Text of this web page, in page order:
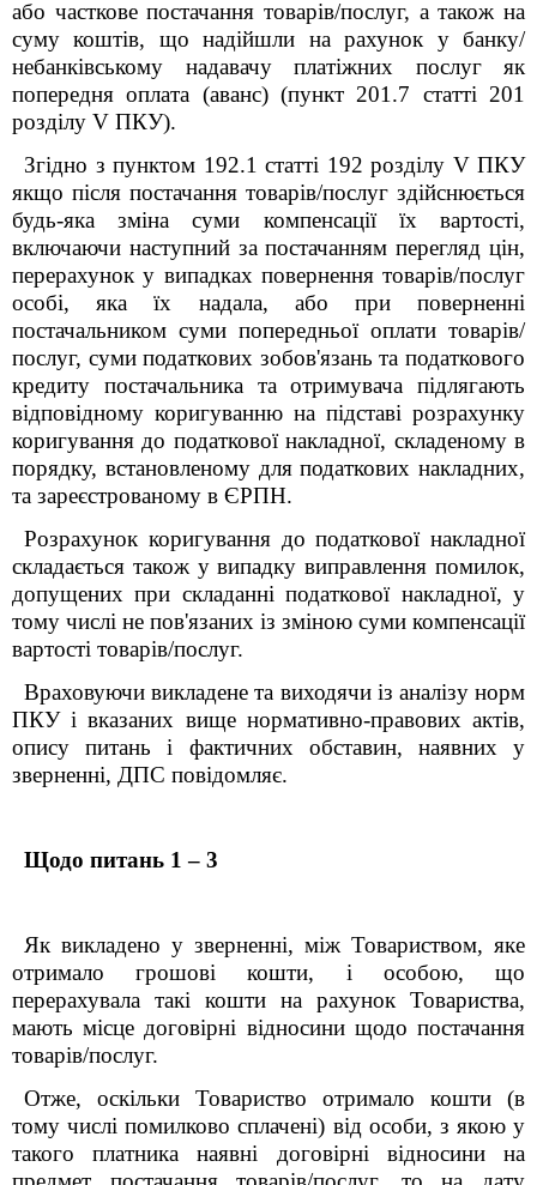
або часткове постачання товарів/послуг, а також на
суму коштів, що надійшли на рахунок у банку/
небанківському надавачу платіжних послуг як
попередня оплата (аванс) (пункт 201.7 статті 201
розділу V ПКУ).
Згідно з пунктом 192.1 статті 192 розділу V ПКУ
якщо після постачання товарів/послуг здійснюється
будь-яка зміна суми компенсації їх вартості,
включаючи наступний за постачанням перегляд цін,
перерахунок у випадках повернення товарів/послуг
особі, яка їх надала, або при поверненні
постачальником суми попередньої оплати товарів/
послуг, суми податкових зобов'язань та податкового
кредиту постачальника та отримувача підлягають
відповідному коригуванню на підставі розрахунку
коригування до податкової накладної, складеному в
порядку, встановленому для податкових накладних,
та зареєстрованому в ЄРПН.
Розрахунок коригування до податкової накладної
складається також у випадку виправлення помилок,
допущених при складанні податкової накладної, у
тому числі не пов'язаних із зміною суми компенсації
вартості товарів/послуг.
Враховуючи викладене та виходячи із аналізу норм
ПКУ і вказаних вище нормативно-правових актів,
опису питань і фактичних обставин, наявних у
зверненні, ДПС повідомляє.
Щодо питань 1 – 3
Як викладено у зверненні, між Товариством, яке
отримало грошові кошти, і особою, що
перерахувала такі кошти на рахунок Товариства,
мають місце договірні відносини щодо постачання
товарів/послуг.
Отже, оскільки Товариство отримало кошти (в
тому числі помилково сплачені) від особи, з якою у
такого платника наявні договірні відносини на